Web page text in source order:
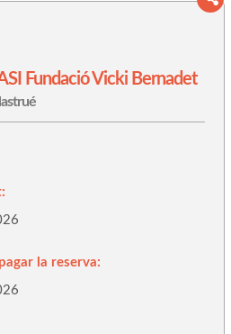
Fundació Vicki Bernadet
la reserva: